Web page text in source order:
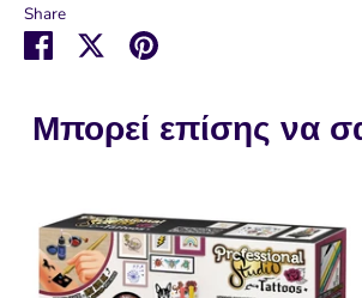
Share
Μοιραστείτε
Facebook
Μοιραστείτε
Twitter
Καρφιτσώστε
Μπορεί επίσης να